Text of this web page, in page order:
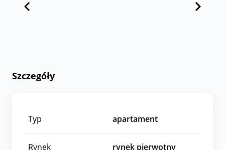
Szczegóły
Typ apartament
Rynek rynek pierwotny